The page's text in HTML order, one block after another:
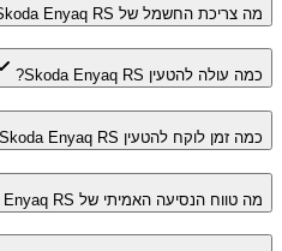
מה צריכת החשמל של Skoda Enyaq RS?
כמה עולה להטעין Skoda Enyaq RS?
כמה זמן לוקח להטעין Skoda Enyaq RS?
מה טווח הנסיעה האמיתי של Skoda Enyaq RS?